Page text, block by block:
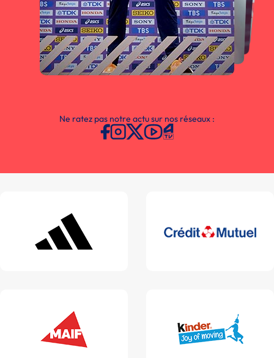
Ne ratez pas notre actu sur nos réseaux :